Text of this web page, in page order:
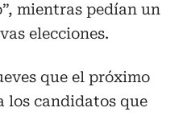
mientras pedían un
elecciones.
que el próximo
los candidatos que